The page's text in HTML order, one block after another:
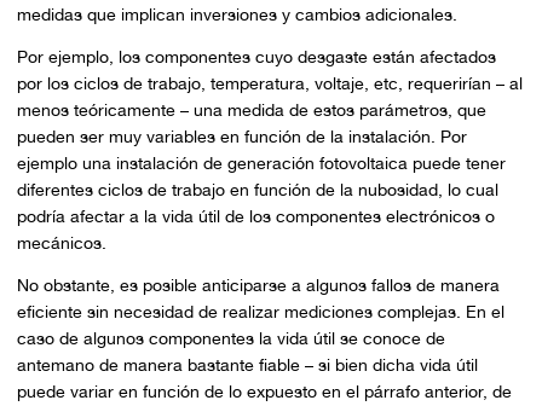
medidas que implican inversiones y cambios adicionales.
Por ejemplo, los componentes cuyo desgaste están afectados
por los ciclos de trabajo, temperatura, voltaje, etc, requerirían – al
menos teóricamente – una medida de estos parámetros, que
pueden ser muy variables en función de la instalación. Por
ejemplo una instalación de generación fotovoltaica puede tener
diferentes ciclos de trabajo en función de la nubosidad, lo cual
podría afectar a la vida útil de los componentes electrónicos o
mecánicos.
No obstante, es posible anticiparse a algunos fallos de manera
eficiente sin necesidad de realizar mediciones complejas. En el
caso de algunos componentes la vida útil se conoce de
antemano de manera bastante fiable – si bien dicha vida útil
puede variar en función de lo expuesto en el párrafo anterior, de